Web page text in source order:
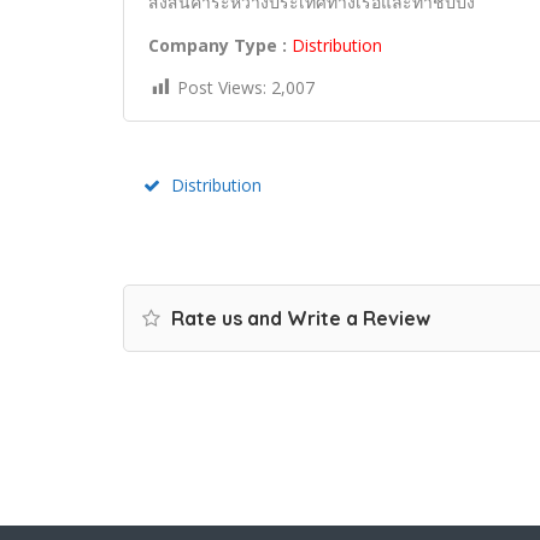
Company Type : Distribution
Post Views: 2,007
Distribution
Rate us and Write a Review